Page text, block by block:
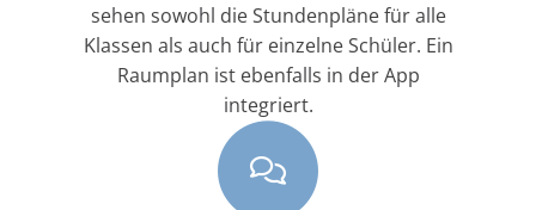
sehen sowohl die Stundenpläne für alle
Klassen als auch für einzelne Schüler. Ein
Raumplan ist ebenfalls in der App
integriert.